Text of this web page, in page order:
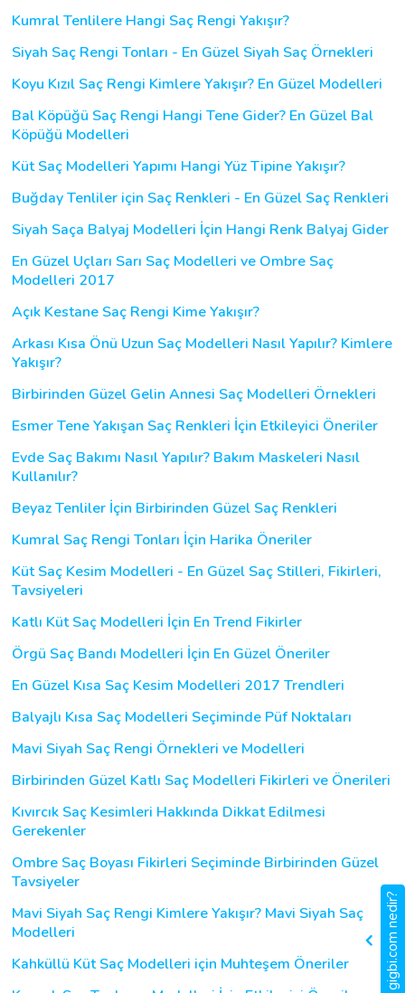
Kumral Tenlilere Hangi Saç Rengi Yakışır?
Siyah Saç Rengi Tonları - En Güzel Siyah Saç Örnekleri
Koyu Kızıl Saç Rengi Kimlere Yakışır? En Güzel Modelleri
Bal Köpüğü Saç Rengi Hangi Tene Gider? En Güzel Bal
Köpüğü Modelleri
Küt Saç Modelleri Yapımı Hangi Yüz Tipine Yakışır?
Buğday Tenliler için Saç Renkleri - En Güzel Saç Renkleri
Siyah Saça Balyaj Modelleri İçin Hangi Renk Balyaj Gider
En Güzel Uçları Sarı Saç Modelleri ve Ombre Saç
Modelleri 2017
Açık Kestane Saç Rengi Kime Yakışır?
Arkası Kısa Önü Uzun Saç Modelleri Nasıl Yapılır? Kimlere
Yakışır?
Birbirinden Güzel Gelin Annesi Saç Modelleri Örnekleri
Esmer Tene Yakışan Saç Renkleri İçin Etkileyici Öneriler
Evde Saç Bakımı Nasıl Yapılır? Bakım Maskeleri Nasıl
Kullanılır?
Beyaz Tenliler İçin Birbirinden Güzel Saç Renkleri
Kumral Saç Rengi Tonları İçin Harika Öneriler
Küt Saç Kesim Modelleri - En Güzel Saç Stilleri, Fikirleri,
Tavsiyeleri
Katlı Küt Saç Modelleri İçin En Trend Fikirler
Örgü Saç Bandı Modelleri İçin En Güzel Öneriler
En Güzel Kısa Saç Kesim Modelleri 2017 Trendleri
Balyajlı Kısa Saç Modelleri Seçiminde Püf Noktaları
Mavi Siyah Saç Rengi Örnekleri ve Modelleri
Birbirinden Güzel Katlı Saç Modelleri Fikirleri ve Önerileri
Kıvırcık Saç Kesimleri Hakkında Dikkat Edilmesi
Gerekenler
Ombre Saç Boyası Fikirleri Seçiminde Birbirinden Güzel
Tavsiyeler
Mavi Siyah Saç Rengi Kimlere Yakışır? Mavi Siyah Saç
Modelleri
Kahküllü Küt Saç Modelleri için Muhteşem Öneriler
gigbi.com nedir?